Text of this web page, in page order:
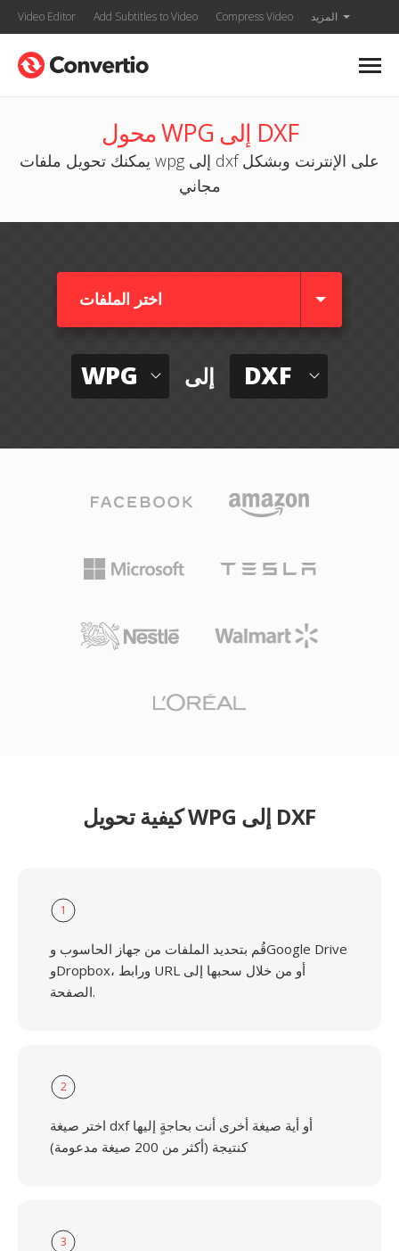
Video Editor Add Subtitles to Video Compress Video المزيد
محول WPG إلى DXF
يمكنك تحويل ملفات wpg إلى dxf على الإنترنت وبشكل
مجاني
اختر الملفات
WPG إلى DXF
كيفية تحويل WPG إلى DXF
1
قُم بتحديد الملفات من جهاز الحاسوب وGoogle Drive
وDropbox، ورابط URL أو من خلال سحبها إلى
الصفحة.
2
اختر صيغة dxf أو أية صيغة أخرى أنت بحاجةٍ إليها
كنتيجة (أكثر من 200 صيغة مدعومة)
3